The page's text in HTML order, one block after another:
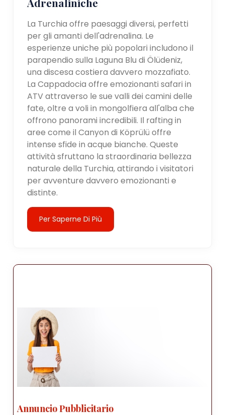
La Turchia offre paesaggi diversi, perfetti
per gli amanti dell'adrenalina. Le
esperienze uniche più popolari includono il
parapendio sulla Laguna Blu di Ölüdeniz,
una discesa costiera davvero mozzafiato.
La Cappadocia offre emozionanti safari in
ATV attraverso le sue valli dei camini delle
fate, oltre a voli in mongolfiera all'alba che
offrono panorami incredibili. Il rafting in
aree come il Canyon di Köprülü offre
intense sfide in acque bianche. Queste
attività sfruttano la straordinaria bellezza
naturale della Turchia, attirando i visitatori
per avventure davvero emozionanti e
distinte.
Per Saperne Di Più
Annuncio Pubblicitario